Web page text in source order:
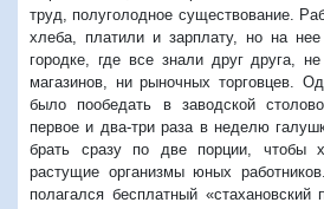
труд, полуголодное существование.
хлеба, платили и зарплату, но на
городке, где все знали друг друга,
магазинов, ни рыночных торговцев.
было пообедать в заводской
первое и два-три раза в неделю
брать сразу по две порции, чтобы
растущие организмы юных
полагался бесплатный